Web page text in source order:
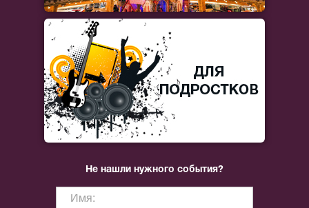
Не нашли нужного события?